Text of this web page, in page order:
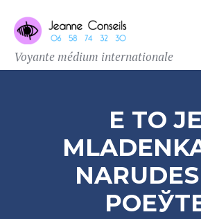
Voyante médium internationale
Е TO JE